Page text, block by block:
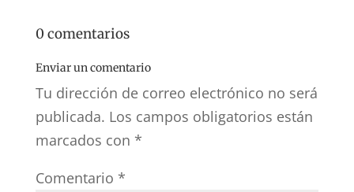
0 comentarios
Enviar un comentario
Tu dirección de correo electrónico no será
publicada. Los campos obligatorios están
marcados con *
Comentario *